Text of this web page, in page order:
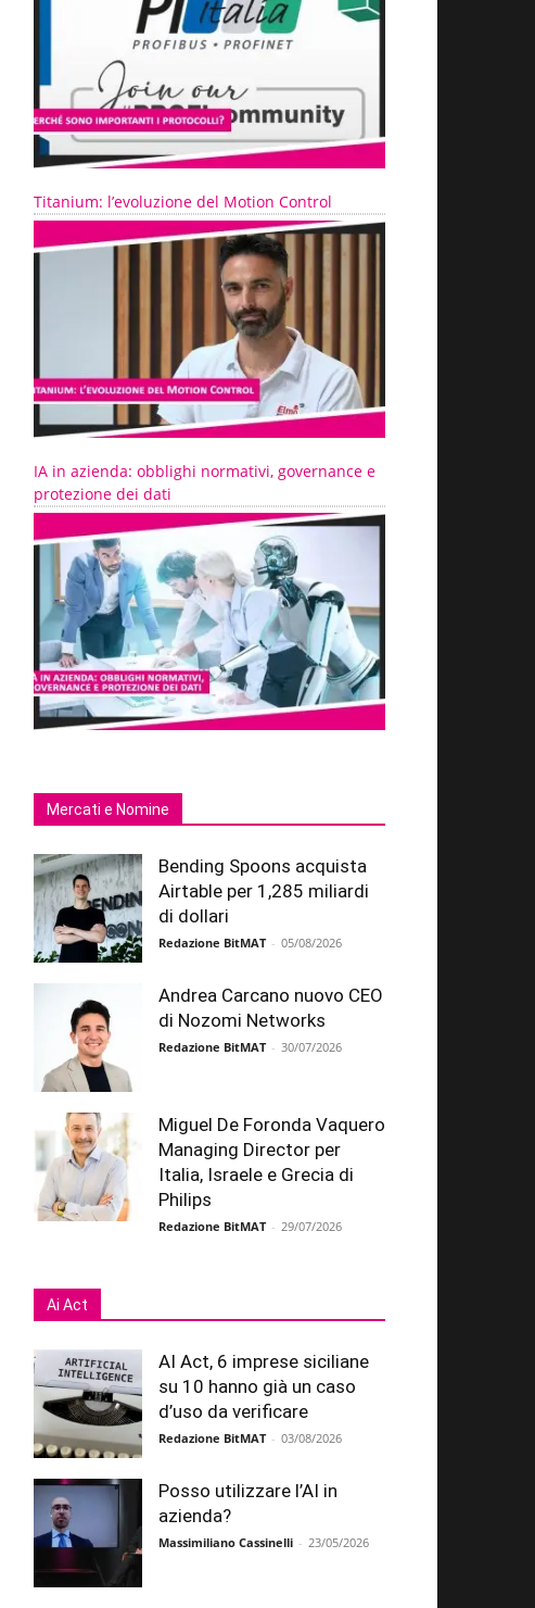
Titanium: l’evoluzione del Motion Control
IA in azienda: obblighi normativi, governance e
protezione dei dati
Mercati e Nomine
Bending Spoons acquista
Airtable per 1,285 miliardi
di dollari
Redazione BitMAT - 05/08/2026
Andrea Carcano nuovo CEO
di Nozomi Networks
Redazione BitMAT - 30/07/2026
Miguel De Foronda Vaquero
Managing Director per
Italia, Israele e Grecia di
Philips
Redazione BitMAT - 29/07/2026
Ai Act
AI Act, 6 imprese siciliane
su 10 hanno già un caso
d’uso da verificare
Redazione BitMAT - 03/08/2026
Posso utilizzare l’AI in
azienda?
Massimiliano Cassinelli - 23/05/2026